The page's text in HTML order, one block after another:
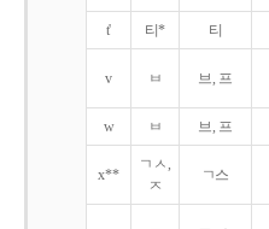
t' 티* 티
v ㅂ 브, 프
w ㅂ 브, 프
x**
ㄱㅅ,
ㅈ
ㄱ스